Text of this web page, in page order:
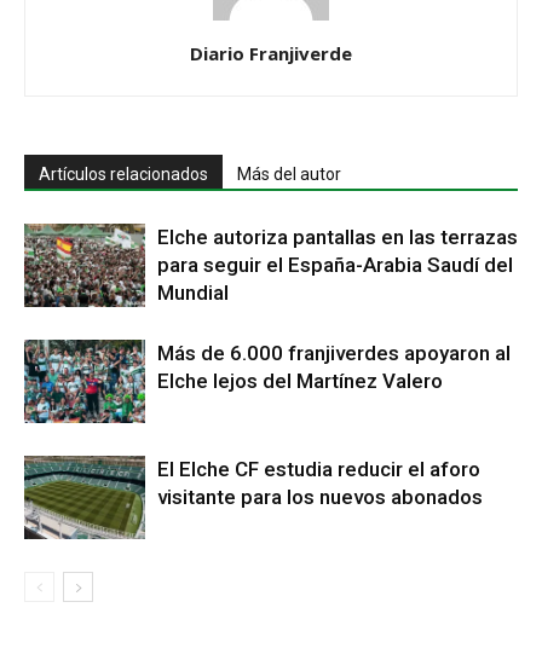
Diario Franjiverde
Artículos relacionados Más del autor
Elche autoriza pantallas en las terrazas
para seguir el España-Arabia Saudí del
Mundial
Más de 6.000 franjiverdes apoyaron al
Elche lejos del Martínez Valero
El Elche CF estudia reducir el aforo
visitante para los nuevos abonados